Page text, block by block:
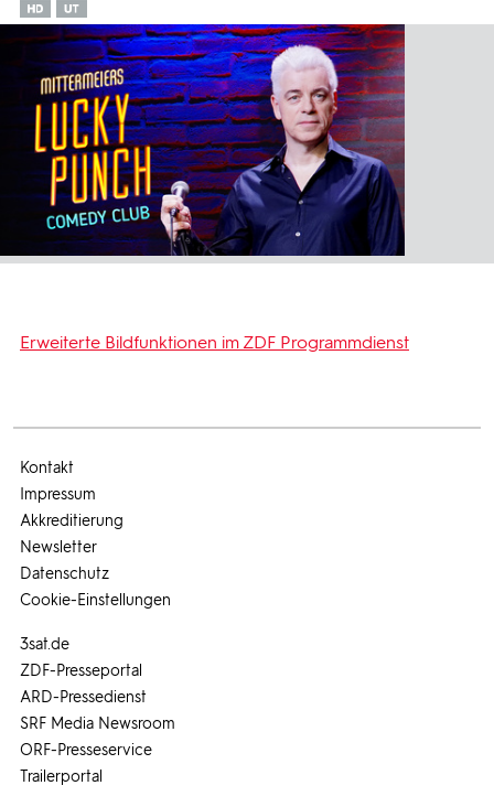
Erweiterte Bildfunktionen im ZDF Programmdienst
3sat.de
ZDF-Presseportal
ARD-Pressedienst
SRF Media Newsroom
ORF-Presseservice
Trailerportal
Kontakt
Impressum
Akkreditierung
Newsletter
Datenschutz
Cookie-Einstellungen